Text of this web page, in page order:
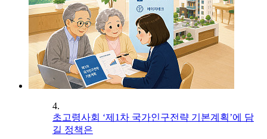
4.
초고령사회 ‘제1차 국가인구전략 기본계획’에 담
길 정책은